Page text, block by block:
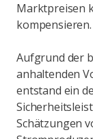
Marktpreisen
kompensieren.
Aufgrund der
anhaltenden
entstand ein
Schätzungen